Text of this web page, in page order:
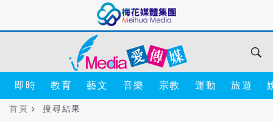
即時 教育 藝文 音樂 宗教 運動 旅遊
首頁 搜尋結果